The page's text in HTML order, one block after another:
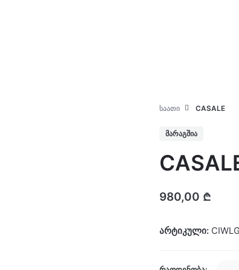
ᲡᲐᲐᲗᲘ CASALE
ᲛᲐᲠᲐᲒᲨᲘᲐ
980,00 ₾
არტიკული: